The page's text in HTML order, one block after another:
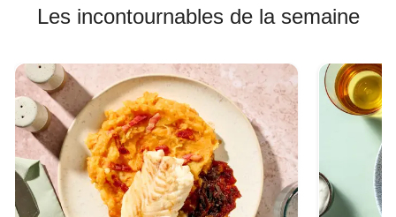
Les incontournables de la semaine